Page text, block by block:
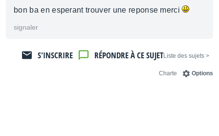
bon ba en esperant trouver une reponse merci
signaler
< Liste des sujets
RÉPONDRE À CE SUJET
S'INSCRIRE
Options
Charte